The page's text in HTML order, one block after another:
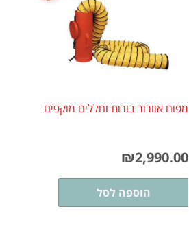
מפוח אוורור בורות וחללים מוקפים
₪2,990.00
הוספה לסל